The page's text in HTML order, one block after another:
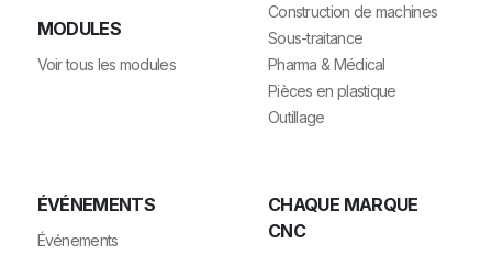
MODULES
Voir tous les modules
Construction de machines
Sous-traitance
Pharma & Médical
Pièces en plastique
Outillage
ÉVÉNEMENTS
Événements
CHAQUE MARQUE
CNC